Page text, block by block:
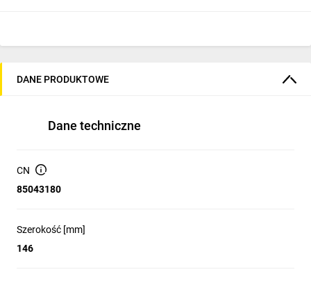
DANE PRODUKTOWE
Dane techniczne
CN
85043180
Szerokość [mm]
146